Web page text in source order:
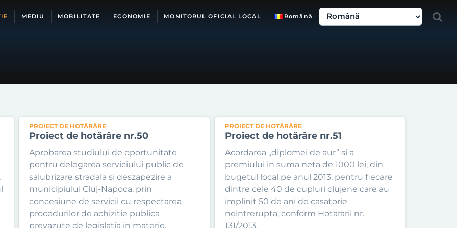
MEDIU MOBILITATE ECONOMIE MONITORUL OFICIAL LOCAL Română
PROIECT DE HOTĂRÂRE
Proiect de hotărâre nr.50
Aprobarea studiului de oportunitate
pentru delegarea serviciului public de
salubrizare stradala si deszapezire a
municipiului Cluj-Napoca, prin
concesiune de servicii cu respectarea
procedurilor de achizitie publica
prevazute de legislatia in materie.
PROIECT DE HOTĂRÂRE
Proiect de hotărâre nr.51
Acordarea „diplomei de aur” si a
premiului in suma neta de 1000 lei, din
bugetul local pe anul 2013, pentru fiecare
dintre cele 40 de cupluri clujene care au
implinit 50 de ani de casatorie
neintrerupta, conform Hotararii nr.
131/2013.